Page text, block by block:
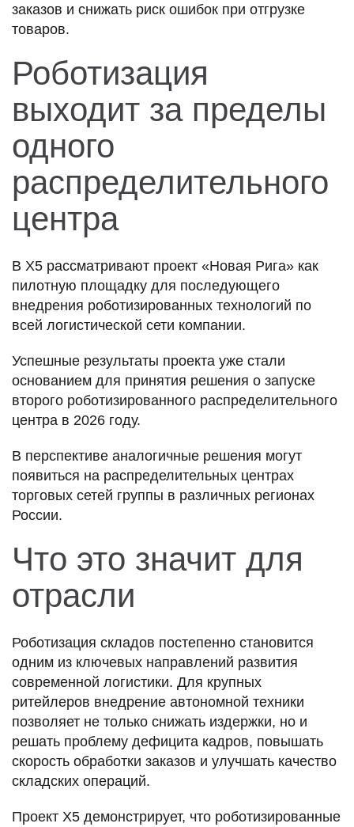
заказов и снижать риск ошибок при отгрузке
товаров.
Роботизация
выходит за пределы
одного
распределительного
центра
В X5 рассматривают проект «Новая Рига» как
пилотную площадку для последующего
внедрения роботизированных технологий по
всей логистической сети компании.
Успешные результаты проекта уже стали
основанием для принятия решения о запуске
второго роботизированного распределительного
центра в 2026 году.
В перспективе аналогичные решения могут
появиться на распределительных центрах
торговых сетей группы в различных регионах
России.
Что это значит для
отрасли
Роботизация складов постепенно становится
одним из ключевых направлений развития
современной логистики. Для крупных
ритейлеров внедрение автономной техники
позволяет не только снижать издержки, но и
решать проблему дефицита кадров, повышать
скорость обработки заказов и улучшать качество
складских операций.
Проект X5 демонстрирует, что роботизированные